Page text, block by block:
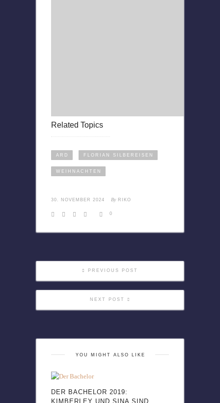
Related Topics
ARD FLORIAN SILBEREISEN
WEIHNACHTEN
30. NOVEMBER 2024 By RIKO
0
PREVIOUS POST
NEXT POST
YOU MIGHT ALSO LIKE
DER BACHELOR 2019:
KIMBERLEY UND SINA SIND